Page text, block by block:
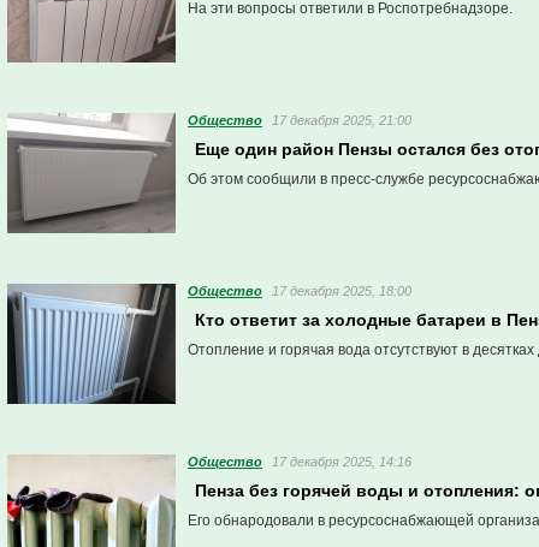
На эти вопросы ответили в Роспотребнадзоре.
Общество 17 декабря 2025, 21:00
Еще один район Пензы остался без
Об этом сообщили в пресс-службе
Общество 17 декабря 2025, 18:00
Кто ответит за холодные батареи в
Отопление и горячая вода отсутствуют в
Общество 17 декабря 2025, 14:16
Пенза без горячей воды и отопления:
Его обнародовали в ресурсоснабжающей